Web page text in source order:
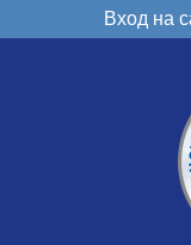
Вход на